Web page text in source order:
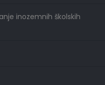
inozemnih školskih